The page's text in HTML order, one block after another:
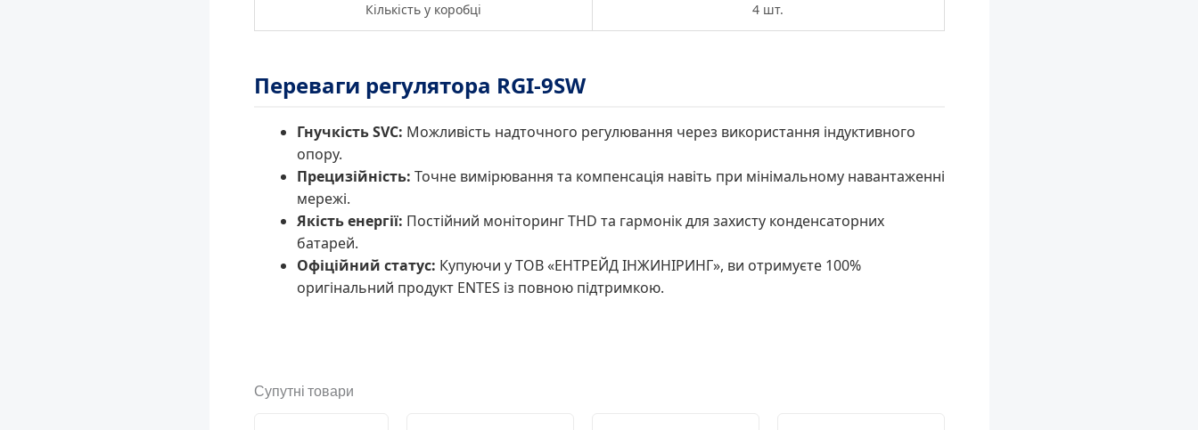
Кількість у коробці 4 шт.
Переваги регулятора RGI-9SW
Гнучкість SVC: Можливість надточного регулювання через використання індуктивного
опору.
Прецизійність: Точне вимірювання та компенсація навіть при мінімальному навантаженні
мережі.
Якість енергії: Постійний моніторинг THD та гармонік для захисту конденсаторних
батарей.
Офіційний статус: Купуючи у ТОВ «ЕНТРЕЙД ІНЖИНІРИНГ», ви отримуєте 100%
оригінальний продукт ENTES із повною підтримкою.
Супутні товари